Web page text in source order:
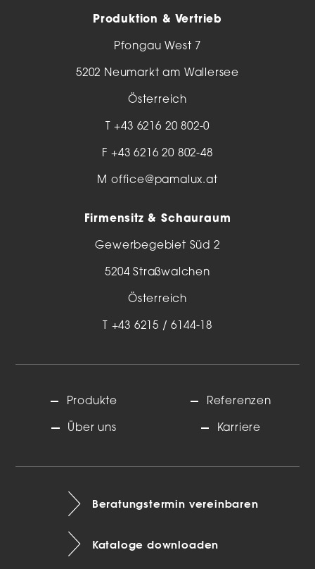
Produktion & Vertrieb
Pfongau West 7
5202 Neumarkt am Wallersee
Österreich
T+43 6216 20 802-0
F +43 6216 20 802-48
M office@pamalux.at
Firmensitz & Schauraum
Gewerbegebiet Süd 2
5204 Straßwalchen
Österreich
+43 6215 / 6144-18
Produkte
Über uns
Referenzen
Karriere
Beratungstermin vereinbaren
Kataloge downloaden